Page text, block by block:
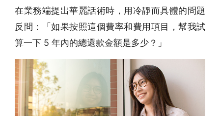
在業務端提出華麗話術時，用冷靜而具體的問題
反問：「如果按照這個費率和費用項目，幫我試
算一下 5 年內的總還款金額是多少？」